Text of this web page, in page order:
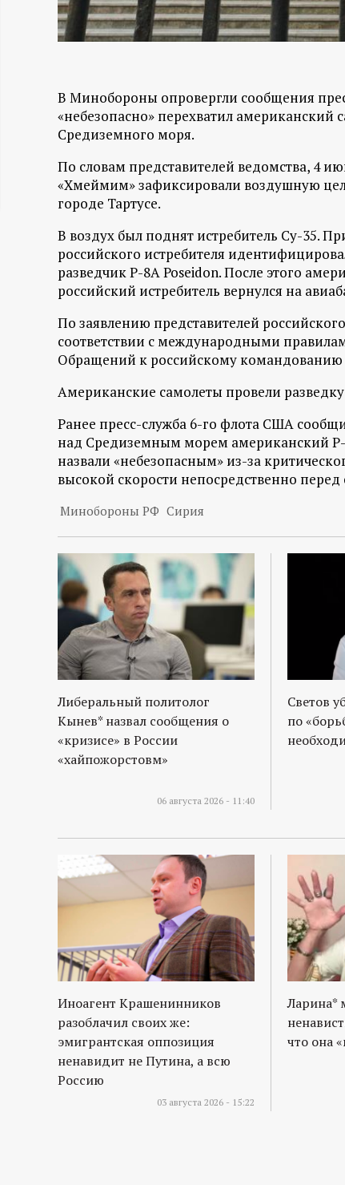
р
а
ц
и
о
н
н
ы
й
п
о
р
т
а
л
В Минобороны опровергли сообщения
«небезопасно» перехватил
Средиземного моря.
По словам представителей ведомства, 4
«Хмеймим» зафиксировали воздушную
городе Тартусе.
В воздух был поднят истребитель Су-35.
российского истребителя
разведчик Р-8А Poseidon. После этого
российский истребитель вернулся на
По заявлению представителей
соответствии с международными
Обращений к российскому командованию
Американские самолеты провели
Ранее пресс-служба 6-го флота США
над Средиземным морем американский
назвали «небезопасным» из-за
высокой скорости непосредственно
Минобороны РФ Сирия
Либеральный политолог
Кынев* назвал сообщения о
«кризисе» в России
«хайпожорстовм»
06 августа 2026 - 11:40
Светов
по
Иноагент Крашенинников
разоблачил своих же:
эмигрантская оппозиция
ненавидит не Путина, а всю
Россию
03 августа 2026 - 15:22
Ларина*
что она